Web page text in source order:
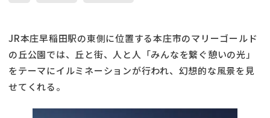
JR本庄早稲田駅の東側に位置する本庄市のマリーゴールド
の丘公園では、丘と街、人と人「みんなを繋ぐ憩いの光」
をテーマにイルミネーションが行われ、幻想的な風景を見
せてくれる。